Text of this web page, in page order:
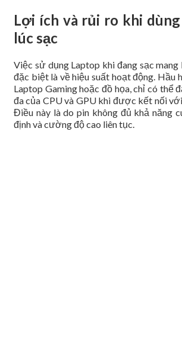
Lợi ích và rủi ro khi
lúc sạc
Việc sử dụng Laptop khi đang sạc
đặc biệt là về hiệu suất hoạt động. Hầu
Laptop Gaming hoặc đồ họa, chỉ có thể
đa của CPU và GPU khi được kết nối
Điều này là do pin không đủ khả năng
định và cường độ cao liên tục.